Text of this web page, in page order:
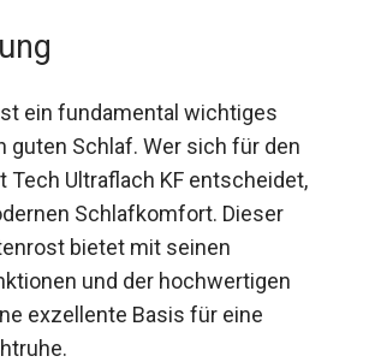
ein fundamental wichtiges
guten Schlaf. Wer sich für den
Tech Ultraflach KF entscheidet,
Schlafkomfort. Dieser
bietet mit seinen
und der hochwertigen
exzellente Basis für eine